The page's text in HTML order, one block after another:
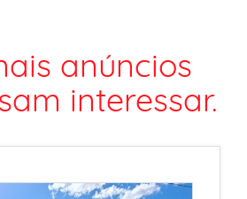
anúncios
interessar.